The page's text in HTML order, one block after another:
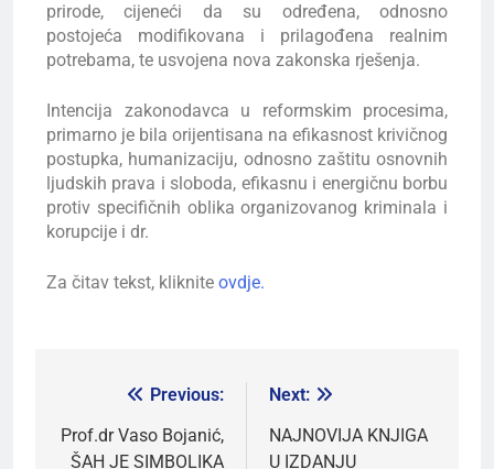
prirode, cijeneći da su određena, odnosno
postojeća modifikovana i prilagođena realnim
potrebama, te usvojena nova zakonska rješenja.
Intencija zakonodavca u reformskim procesima,
primarno je bila orijentisana na efikasnost krivičnog
postupka, humanizaciju, odnosno zaštitu osnovnih
ljudskih prava i sloboda, efikasnu i energičnu borbu
protiv specifičnih oblika organizovanog kriminala i
korupcije i dr.
Za čitav tekst, kliknite ovdje.
Previous:
Prof.dr Vaso Bojanić,
ŠAH JE SIMBOLIKA
Next:
NAJNOVIJA KNJIGA
U IZDANJU